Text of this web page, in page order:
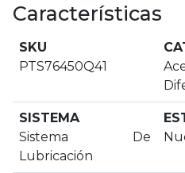
Características
SKU
PTS76450Q41
SISTEMA
Sistema De
Lubricación